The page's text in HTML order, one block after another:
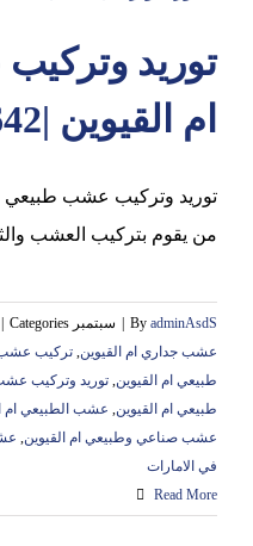
توريد
ام القيوين |0544026642
من يقوم بتركيب العشب
By adminAsdS سبتمبر 18th, 2021 Categories:
عشب جداري ام القيوين, تركيب عشب
طبيعي ام القيوين, توريد وتركيب
طبيعي ام القيوين, عشب الطبيعي ام
عشب صناعي وطبيعي ام القيوين,
في الامارات
Read More